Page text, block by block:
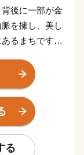
後に一部が金
を擁し、美し
るまちです。
の増加ととも
ます。
世界と日本を
国際都市をめ
る